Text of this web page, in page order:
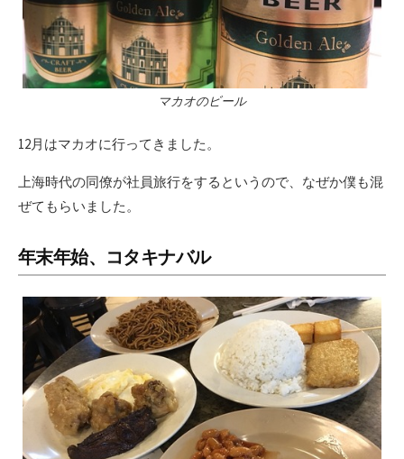
マカオのビール
12月はマカオに行ってきました。
上海時代の同僚が社員旅行をするというので、なぜか僕も混
ぜてもらいました。
年末年始、コタキナバル